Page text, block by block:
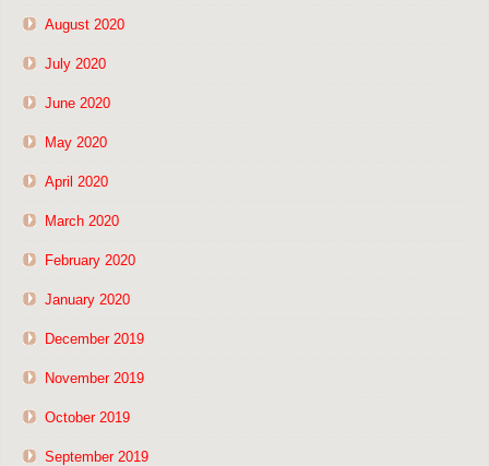
August 2020
July 2020
June 2020
May 2020
April 2020
March 2020
February 2020
January 2020
December 2019
November 2019
October 2019
September 2019